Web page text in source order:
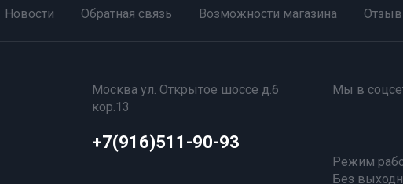
Новости Обратная связь Возможности магазина
Москва ул. Открытое шоссе д.6
кор.13
+7(916)511-90-93
Мы в
Режим
Без